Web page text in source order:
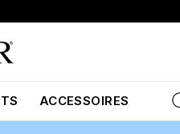
ACCESSOIRES